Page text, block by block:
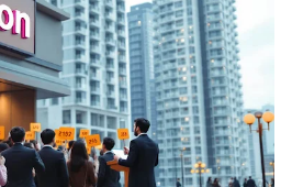
이야기도 전했다. 그녀는 이를 통
는 만큼 스스로의 삶을 더욱 풍요롭
다고 전했다. 앞으로 그녀가 어떤 방
삶을 꾸려나갈지 많은 이들이 주목
니처의 매력 '아르카디아 시그니
전원주택형 고급 빌라로, 자연과 조
속에 자리잡고 있다. 이 빌라는 탁월